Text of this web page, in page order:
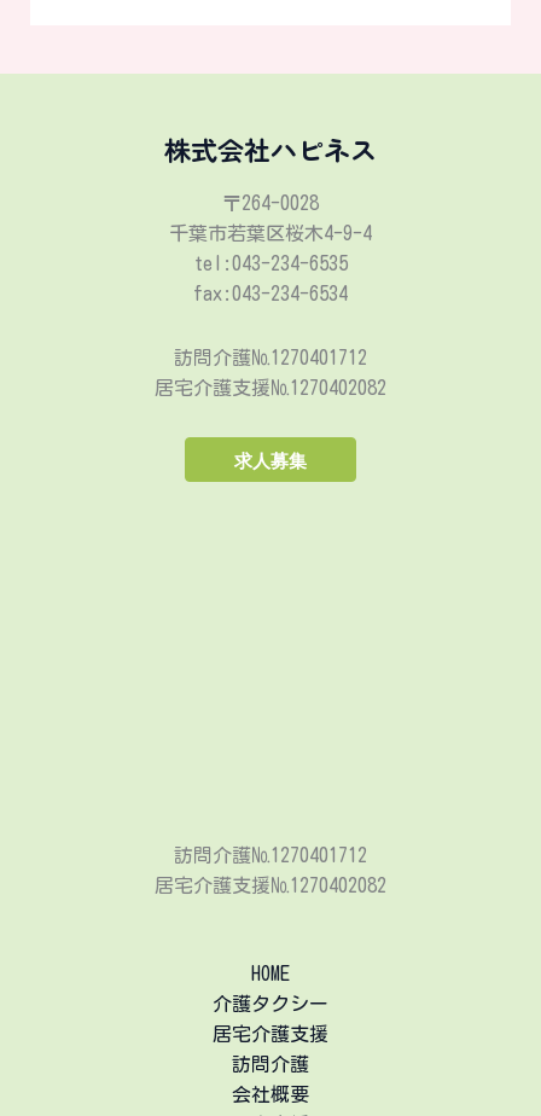
株式会社ハピネス
〒264-0028
千葉市若葉区桜木4-9-4
tel:043-234-6535
fax:043-234-6534
訪問介護№1270401712
居宅介護支援№1270402082
求人募集
訪問介護№1270401712
居宅介護支援№1270402082
HOME
介護タクシー
居宅介護支援
訪問介護
会社概要